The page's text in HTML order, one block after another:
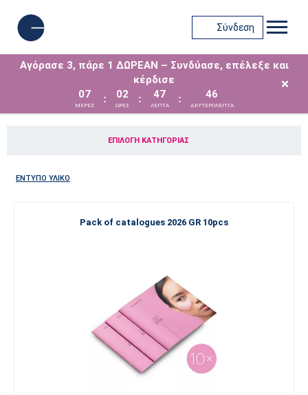
Σύνδεση
Αγόρασε 3, πάρε 1 ΔΩΡΕΑΝ – Συνδύασε, επέλεξε και
κέρδισε
07
ΜΈΡΕΣ
: 02
ΩΡΕΣ
: 47
ΛΕΠΤΑ
: 46
ΔΕΥΤΕΡΟΛΕΠΤΑ
×
ΕΠΙΛΟΓΉ ΚΑΤΗΓΟΡΊΑΣ
ΈΝΤΥΠΟ ΥΛΙΚΌ
Pack of catalogues 2026 GR 10pcs